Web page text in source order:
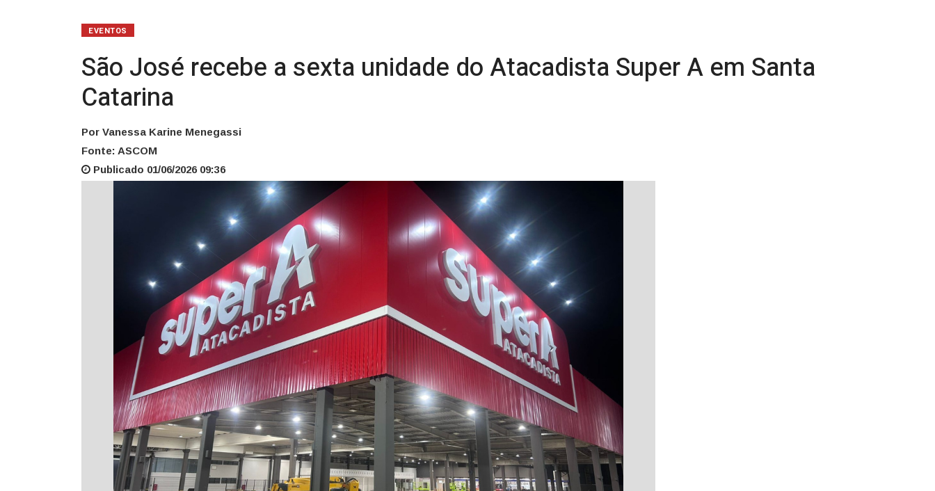
EVENTOS
São José recebe a sexta unidade do Atacadista Super A em Santa
Catarina
Por Vanessa Karine Menegassi
Fonte: ASCOM
Publicado 01/06/2026 09:36